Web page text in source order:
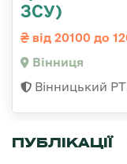
ЗСУ)
від 20100 до
Вінниця
Вінницький
ПУБЛІКАЦІЇ